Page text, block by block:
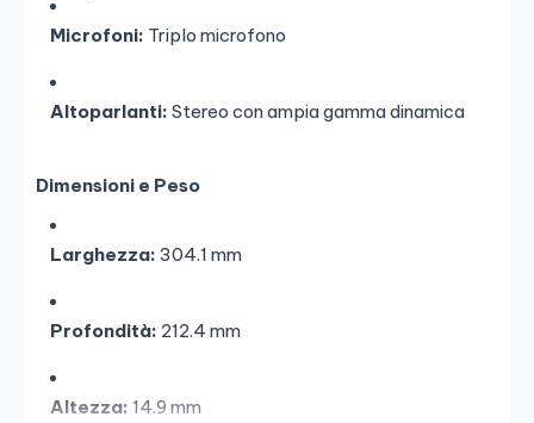
Microfoni: Triplo microfono
Altoparlanti: Stereo con ampia gamma dinamica
Dimensioni e Peso
Larghezza: 304.1 mm
Profondità: 212.4 mm
Altezza: 14.9 mm